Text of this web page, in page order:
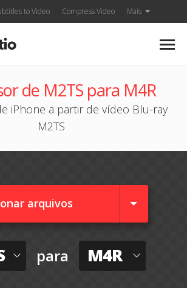
to Video Compress Video Mais
de M2TS para M4R
iPhone a partir de vídeo Blu-ray
M2TS
arquivos
para M4R